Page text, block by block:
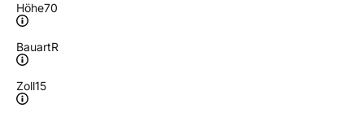
Höhe70
BauartR
Zoll15